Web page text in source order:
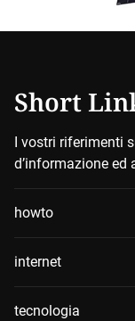
Short
I vostri riferimenti
d’informazione ed
howto
internet
tecnologia